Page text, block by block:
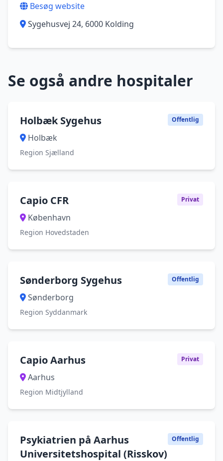
Besøg website
Sygehusvej 24, 6000 Kolding
Se også andre hospitaler
Holbæk Sygehus Offentlig
Holbæk
Region Sjælland
Capio CFR Privat
København
Region Hovedstaden
Sønderborg Sygehus Offentlig
Sønderborg
Region Syddanmark
Capio Aarhus Privat
Aarhus
Region Midtjylland
Psykiatrien på Aarhus
Universitetshospital (Risskov)
Offentlig